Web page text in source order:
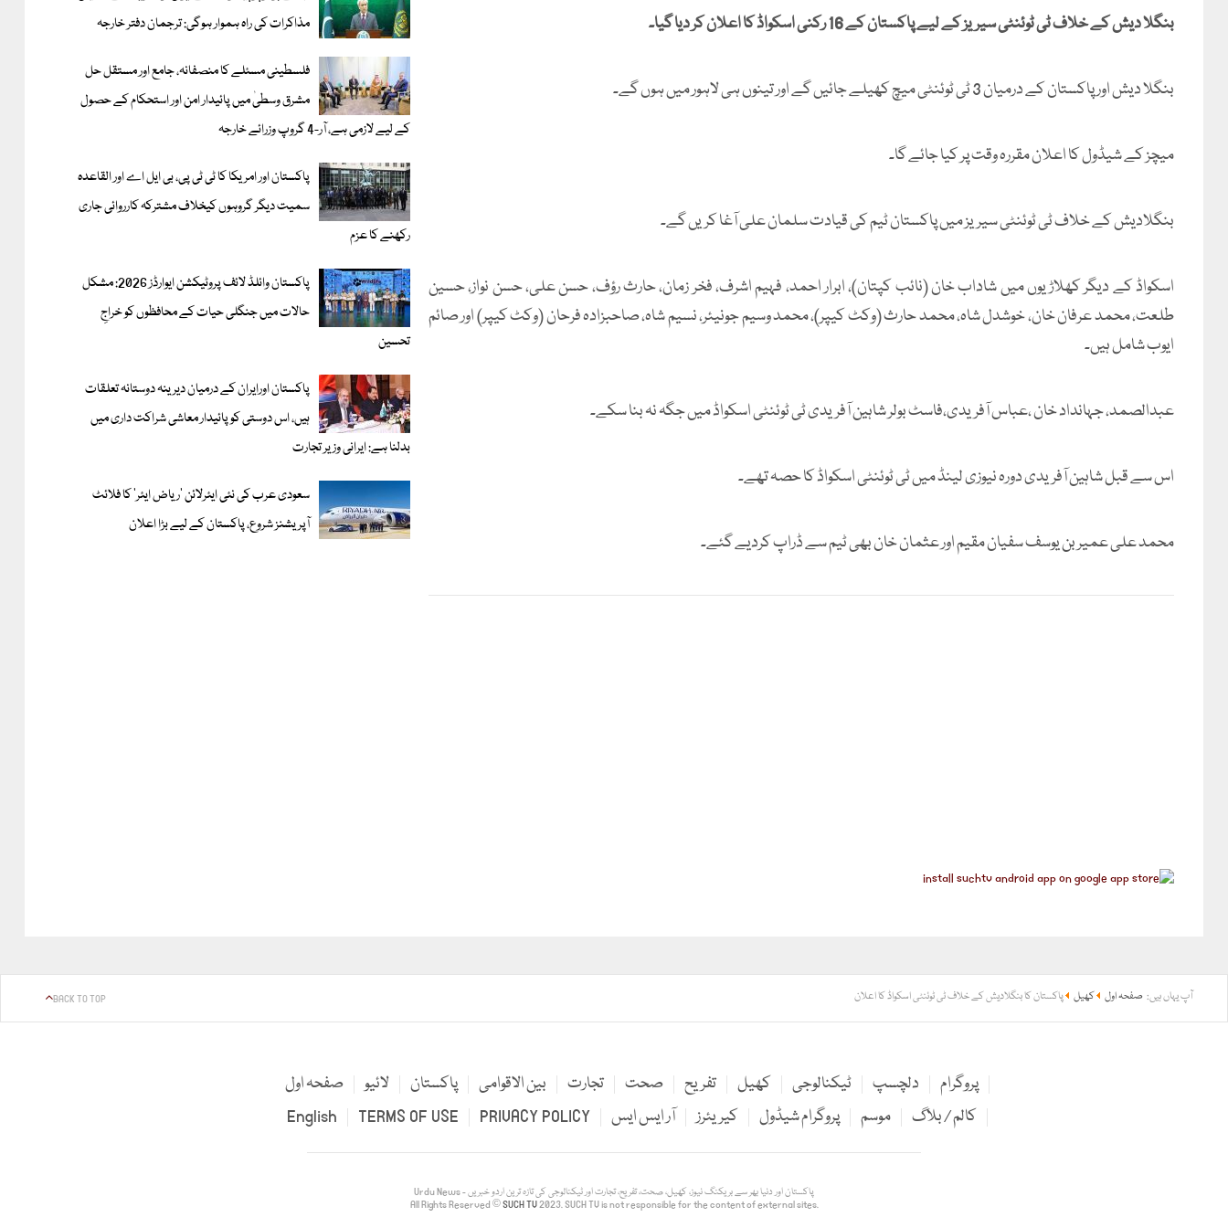
بنگلا دیش کے خلاف ٹی ٹوئنٹی سیریز کے لیے پاکستان کے 16 رکنی اسکواڈ کا اعلان کر دیا گیا۔
بنگلا دیش اور پاکستان کے درمیان 3 ٹی ٹوئنٹی میچ کھیلے جائیں گے اور تینوں ہی لاہور میں ہوں گے۔
میچز کے شیڈول کا اعلان مقررہ وقت پر کیا جائے گا۔
بنگلادیش کے خلاف ٹی ٹوئنٹی سیریز میں پاکستان ٹیم کی قیادت سلمان علی آغا کریں گے۔
اسکواڈ کے دیگر کھلاڑیوں میں شاداب خان (نائب کپتان)، ابرار احمد، فہیم اشرف، فخر زمان، حارث رؤف، حسن علی، حسن نواز، حسین
طلعت، محمد عرفان خان، خوشدل شاہ، محمد حارث (وکٹ کیپر)، محمد وسیم جونیئر، نسیم شاہ، صاحبزادہ فرحان (وکٹ کیپر) اور صائم
ایوب شامل ہیں۔
عبدالصمد، جہانداد خان ،عباس آفریدی،فاسٹ بولر شاہین آفریدی ٹی ٹوئنٹی اسکواڈ میں جگہ نہ بنا سکے۔
اس سے قبل شاہین آفریدی دورہ نیوزی لینڈ میں ٹی ٹوئنٹی اسکواڈ کا حصہ تھے۔
محمد علی عمیر بن یوسف سفیان مقیم اور عثمان خان بھی ٹیم سے ڈراپ کردیے گئے۔
مذاکرات کی راہ ہموار ہوگی: ترجمان دفتر خارجہ
فلسطینی مسئلے کا منصفانہ، جامع اور مستقل حل
مشرق وسطیٰ میں پائیدار امن اور استحکام کے حصول
کے لیے لازمی ہے، آر-4 گروپ وزرائے خارجہ
پاکستان اور امریکا کا ٹی ٹی پی، بی ایل اے اور القاعدہ
سمیت دیگر گروہوں کیخلاف مشترکہ کارروائی جاری
رکھنے کا عزم
پاکستان وائلڈ لائف پروٹیکشن ایوارڈز 2026: مشکل
حالات میں جنگلی حیات کے محافظوں کو خراجِ
تحسین
پاکستان اورایران کے درمیان دیرینہ دوستانہ تعلقات
ہیں، اس دوستی کوپائیدار معاشی شراکت داری میں
بدلنا ہے: ایرانی وزیر تجارت
سعودی عرب کی نئی ایئرلائن ‘ریاض ایئر’ کا فلائٹ
آپریشنز شروع، پاکستان کے لیے بڑا اعلان
آپ یہاں ہیں: صفحہ اول کھیل پاکستان کا بنگلادیش کے خلاف ٹی ٹوئنٹی اسکواڈ کا اعلان BACK TO TOP
صفحہ اول لائیو پاکستان بین الاقوامی تجارت صحت تفریح کھیل ٹیکنالوجی دلچسپ
پروگرام
English
TERMS OF USE PRIVACY POLICY آر ایس ایس کیریئرز پروگرام شیڈول موسم کالم / بلاگ
Urdu News - پاکستان اور دنیا بھر سے بریکنگ نیوز، کھیل، صحت، تفریح، تجارت اور ٹیکنالوجی کی تازہ ترین اردو خبریں
All Rights Reserved ©SUCH TV2023. SUCH TV is not responsible for the content of external sites.